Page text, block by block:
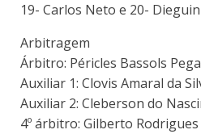
19- Carlos Neto e 20-
Arbitragem
Árbitro: Péricles Bassols
Auxiliar 1: Clovis Amaral da
Auxiliar 2: Cleberson do
4º árbitro: Gilberto Rodrigues